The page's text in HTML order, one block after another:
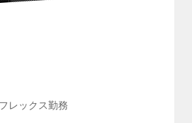
レックス勤務